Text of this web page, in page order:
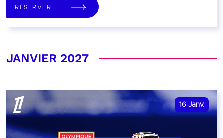
RÉSERVER
JANVIER 2027
16 Janv.